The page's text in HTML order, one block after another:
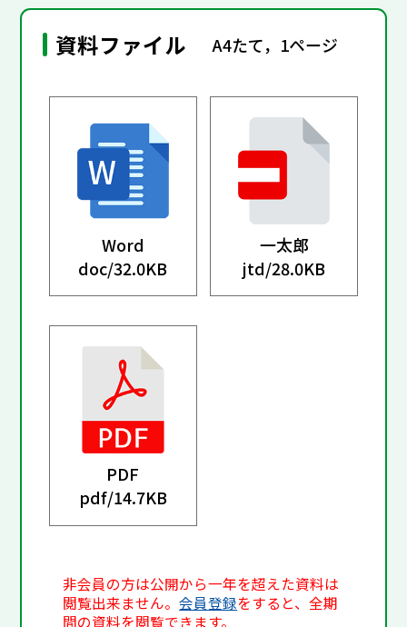
資料ファイル A4たて，1ページ
Word
doc/32.0KB
一太郎
jtd/28.0KB
PDF
pdf/14.7KB
非会員の方は公開から一年を超えた資料は
閲覧出来ません。会員登録をすると、全期
間の資料を閲覧できます。